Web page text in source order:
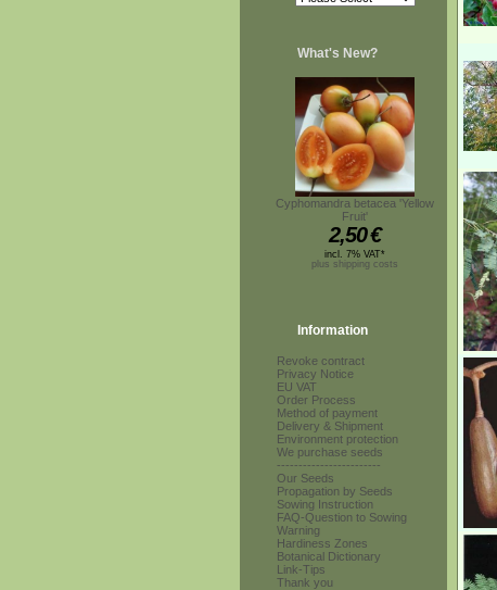
What's New?
Cyphomandra betacea 'Yellow
Fruit'
2,50€
incl. 7% VAT*
plus shipping costs
Information
Revoke contract
Privacy Notice
EU VAT
Order Process
Method of payment
Delivery & Shipment
Environment protection
We purchase seeds
------------------------
Our Seeds
Propagation by Seeds
Sowing Instruction
FAQ-Question to Sowing
Warning
Hardiness Zones
Botanical Dictionary
Link-Tips
Thank you